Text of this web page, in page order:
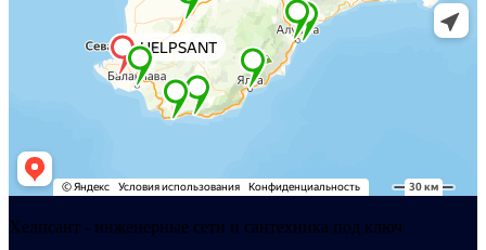
Хелпсант - инженерные сети и сантехника под ключ